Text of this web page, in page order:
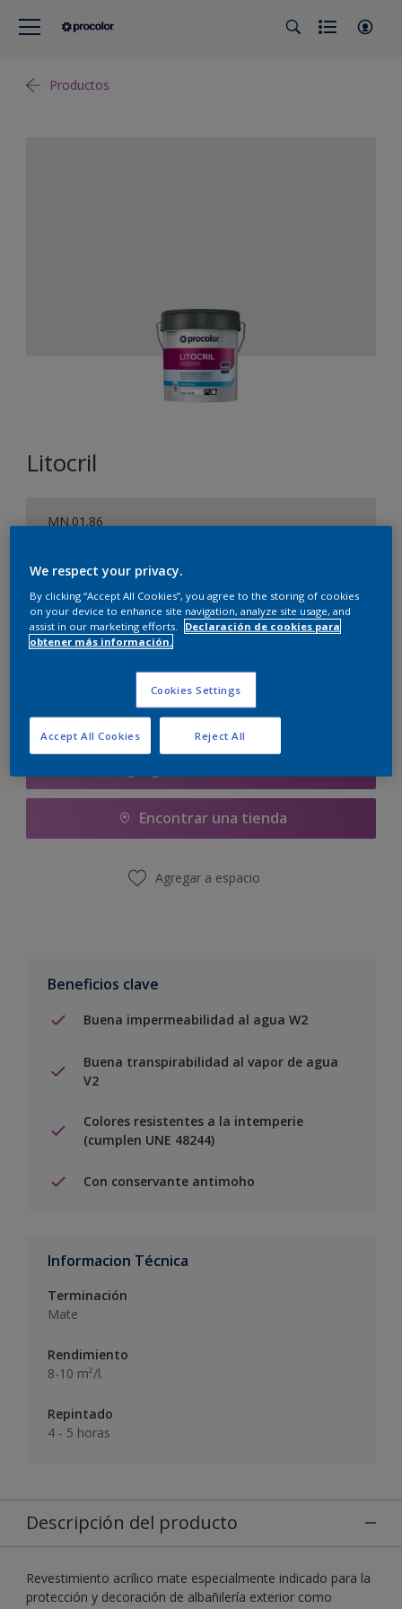
Productos
Litocril
MN.01.86
Tamaño
1 L 4 L 15 L
Calculadora de pintura
Calcular
Encontrar una tienda
Agregar a espacio
Beneficios clave
Buena impermeabilidad al agua W2
Buena transpirabilidad al vapor de agua
V2
Colores resistentes a la intemperie
(cumplen UNE 48244)
Con conservante antimoho
Informacion Técnica
Terminación
Mate
Rendimiento
8-10 m²/l.
Repintado
4 - 5 horas
Descripción del producto
Revestimiento acrílico mate especialmente indicado para la
protección y decoración de albañilería exterior como
We respect your privacy.
By clicking “Accept All Cookies”, you agree to the storing of cookies
on your device to enhance site navigation, analyze site usage, and
assist in our marketing efforts.
Declaración de cookies para
obtener más información.
Cookies Settings
Reject All
Accept All Cookies